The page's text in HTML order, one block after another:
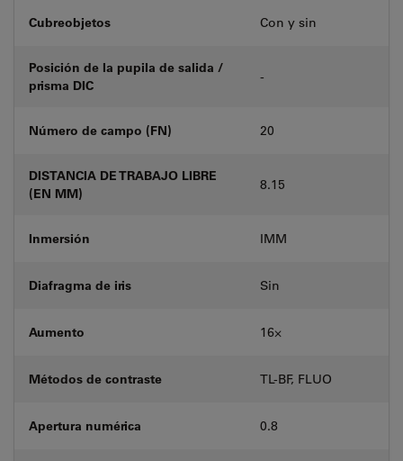
Cubreobjetos Con y sin
Posición de la pupila de salida /
prisma DIC
-
Número de campo (FN) 20
DISTANCIA DE TRABAJO LIBRE
(EN MM)
8.15
Inmersión IMM
Diafragma de iris Sin
Aumento 16⨉
Métodos de contraste TL-BF, FLUO
Apertura numérica 0.8